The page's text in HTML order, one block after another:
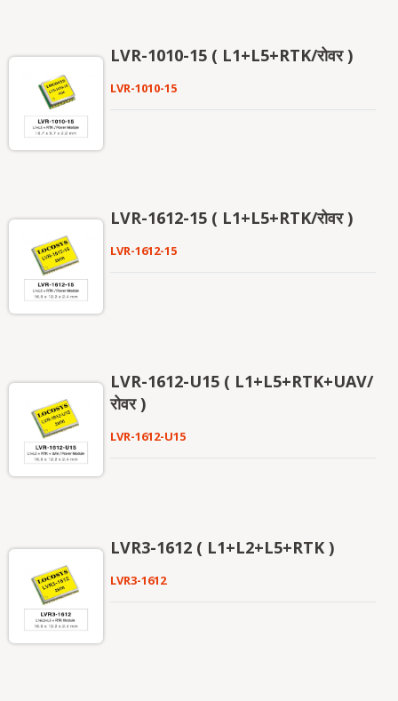
LVR-1010-15 ( L1+L5+RTK/रोवर )
LVR-1010-15
LVR-1612-15 ( L1+L5+RTK/रोवर )
LVR-1612-15
LVR-1612-U15 ( L1+L5+RTK+UAV/
रोवर )
LVR-1612-U15
LVR3-1612 ( L1+L2+L5+RTK )
LVR3-1612